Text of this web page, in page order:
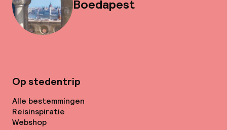
Boedapest
Op stedentrip
Alle bestemmingen
Reisinspiratie
Webshop